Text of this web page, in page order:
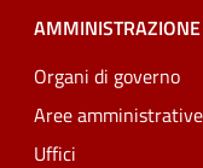
AMMINISTRAZIONE
Organi di governo
Aree amministrative
Uffici